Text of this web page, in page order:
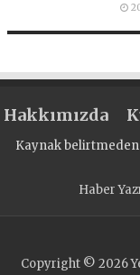
Hakkımızda
Kaynak
Haber
Copyright © 2026